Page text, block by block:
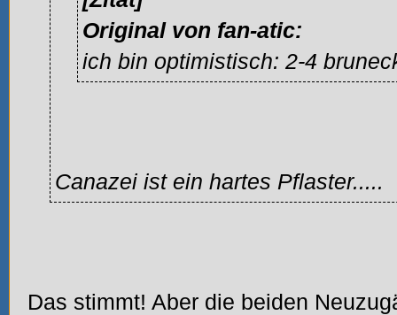
Original von fan-atic:
ich bin optimistisch: 2-4
Canazei ist ein hartes Pflaster.....
Das stimmt! Aber die beiden